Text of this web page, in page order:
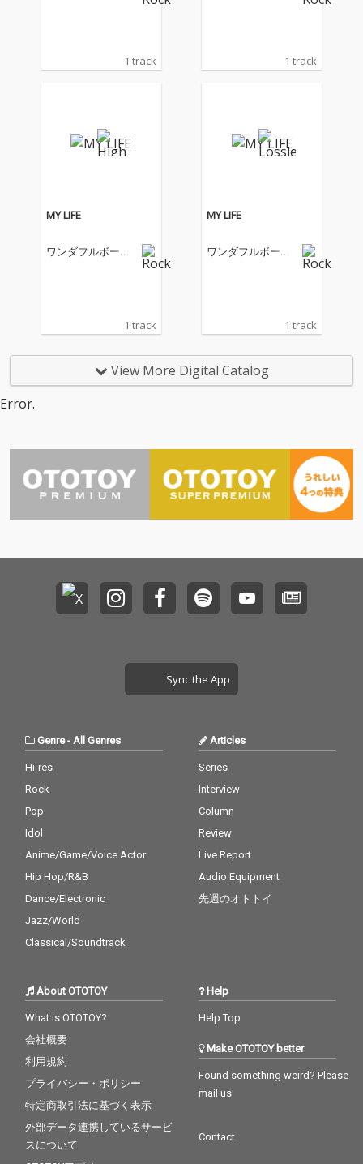
1 track 1 track
MY LIFE
ワンダフルボーイ
1 track
MY LIFE
ワンダフルボーイ
1 track
View More Digital Catalog
Error.
Sync the App
Genre- All Genres
Hi-res
Rock
Pop
Idol
Anime/Game/Voice Actor
Hip Hop/R&B
Dance/Electronic
Jazz/World
Classical/Soundtrack
Articles
Series
Interview
Column
Review
Live Report
Audio Equipment
先週のオトトイ
About OTOTOY
What is OTOTOY?
会社概要
利用規約
プライバシー・ポリシー
特定商取引法に基づく表示
外部データ連携しているサービ
スについて
Help
Help Top
Make OTOTOY better
Found something weird? Please
mail us
Contact